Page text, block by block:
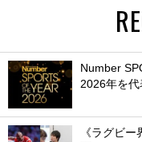
Number
2026年を
《ラグビ